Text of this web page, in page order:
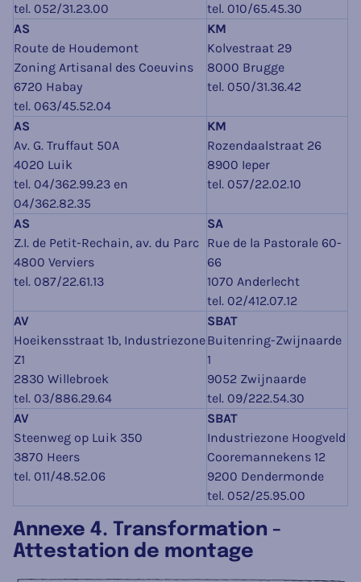
tel. 052/31.23.00
tel. 010/65.45.30
AS
Route de Houdemont
Zoning Artisanal des Coeuvins
6720 Habay
tel. 063/45.52.04
KM
Kolvestraat 29
8000 Brugge
tel. 050/31.36.42
AS
Av. G. Truffaut 50A
4020 Luik
tel. 04/362.99.23 en
04/362.82.35
KM
Rozendaalstraat 26
8900 Ieper
tel. 057/22.02.10
AS
Z.I. de Petit-Rechain, av. du Parc
4800 Verviers
tel. 087/22.61.13
SA
Rue de la Pastorale 60-
66
1070 Anderlecht
tel. 02/412.07.12
AV
Hoeikensstraat 1b, Industriezone
Z1
2830 Willebroek
tel. 03/886.29.64
SBAT
Buitenring-Zwijnaarde
1
9052 Zwijnaarde
tel. 09/222.54.30
AV
Steenweg op Luik 350
3870 Heers
tel. 011/48.52.06
SBAT
Industriezone Hoogveld
Cooremannekens 12
9200 Dendermonde
tel. 052/25.95.00
Annexe 4. Transformation -
Attestation de montage